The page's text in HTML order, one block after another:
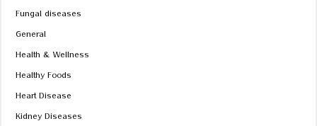
Fungal diseases
General
Health & Wellness
Healthy Foods
Heart Disease
Kidney Diseases